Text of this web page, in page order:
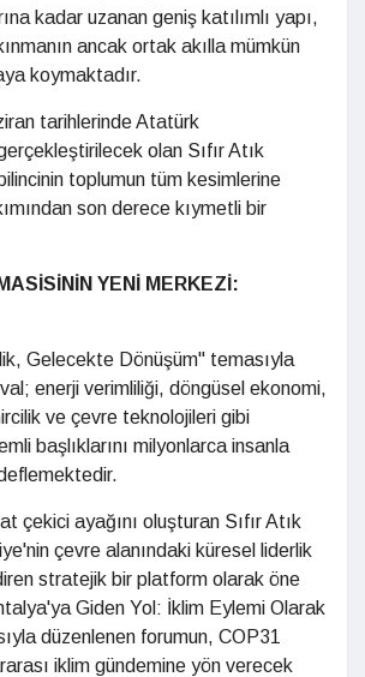
kadar uzanan geniş katılımlı yapı,
ancak ortak akılla mümkün
koymaktadır.
tarihlerinde Atatürk
olan Sıfır Atık
toplumun tüm kesimlerine
son derece kıymetli bir
YENİ MERKEZİ:
Gelecekte Dönüşüm" temasıyla
enerji verimliliği, döngüsel ekonomi,
ve çevre teknolojileri gibi
başlıklarını milyonlarca insanla
çekici ayağını oluşturan Sıfır Atık
çevre alanındaki küresel liderlik
stratejik bir platform olarak öne
Giden Yol: İklim Eylemi Olarak
düzenlenen forumun, COP31
iklim gündemine yön verecek